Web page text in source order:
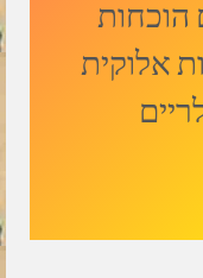
הוכחות
אלוקית